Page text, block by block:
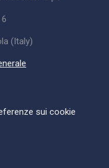
(Italy)
sui cookie